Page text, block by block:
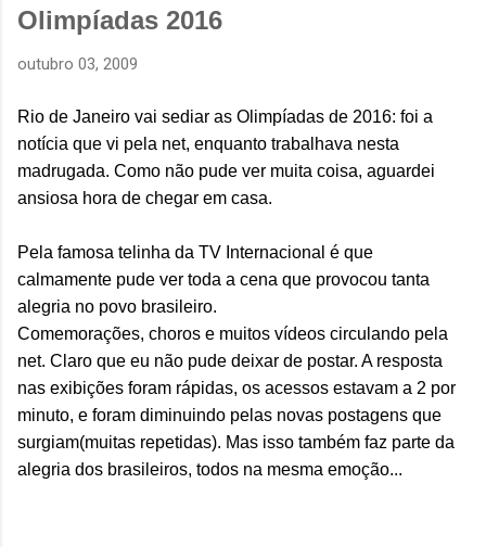
Olimpíadas 2016
outubro 03, 2009
Rio de Janeiro vai sediar as Olimpíadas de 2016: foi a
notícia que vi pela net, enquanto trabalhava nesta
madrugada. Como não pude ver muita coisa, aguardei
ansiosa hora de chegar em casa.
Pela famosa telinha da TV Internacional é que
calmamente pude ver toda a cena que provocou tanta
alegria no povo brasileiro.
Comemorações, choros e muitos vídeos circulando pela
net. Claro que eu não pude deixar de postar. A resposta
nas exibições foram rápidas, os acessos estavam a 2 por
minuto, e foram diminuindo pelas novas postagens que
surgiam(muitas repetidas). Mas isso também faz parte da
alegria dos brasileiros, todos na mesma emoção...